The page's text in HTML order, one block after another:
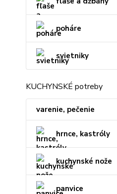
poháre
svietniky
KUCHYNSKÉ potreby
varenie, pečenie
hrnce, kastróly
kuchynské nože
panvice